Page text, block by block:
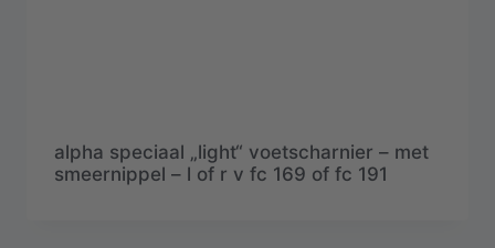
alpha speciaal „light“ voetscharnier – met
smeernippel – l of r v fc 169 of fc 191